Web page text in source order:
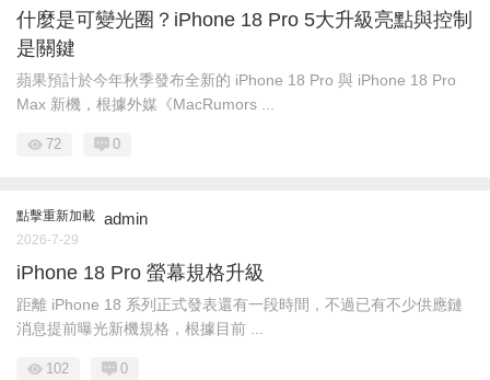
什麼是可變光圈？iPhone 18 Pro 5大升級亮點與控制
是關鍵
蘋果預計於今年秋季發布全新的 iPhone 18 Pro 與 iPhone 18 Pro
Max 新機，根據外媒《MacRumors ...
72 0
點擊重新加載 admin
2026-7-29
iPhone 18 Pro 螢幕規格升級
距離 iPhone 18 系列正式發表還有一段時間，不過已有不少供應鏈
消息提前曝光新機規格，根據目前 ...
102 0